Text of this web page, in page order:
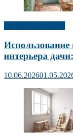
Использование
интерьера
10.06.2026